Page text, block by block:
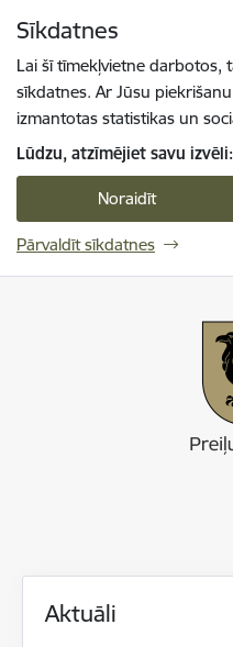
Sīkdatnes
Lai šī tīmekļvietne darbotos,
sīkdatnes. Ar Jūsu
izmantotas statistikas un
Lūdzu, atzīmējiet savu izvēli:
Noraidīt
Pārvaldīt sīkdatnes
Aktuāli